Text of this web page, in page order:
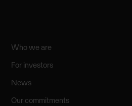
Who we are
For investors
News
Our commitments